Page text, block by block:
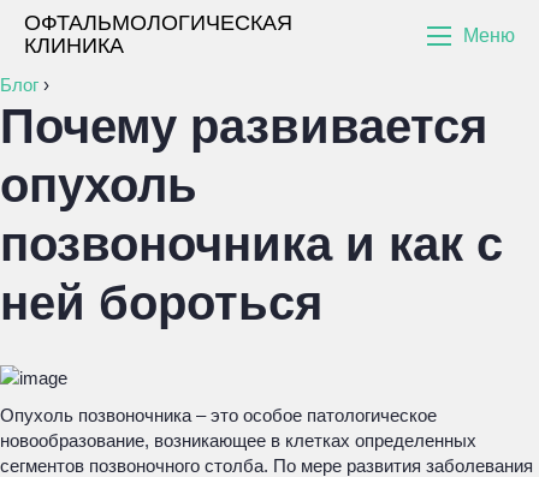
ОФТАЛЬМОЛОГИЧЕСКАЯ
КЛИНИКА
Меню
Блог ›
Почему развивается
опухоль
позвоночника и как с
ней бороться
Опухоль позвоночника – это особое патологическое
новообразование, возникающее в клетках определенных
сегментов позвоночного столба. По мере развития заболевания